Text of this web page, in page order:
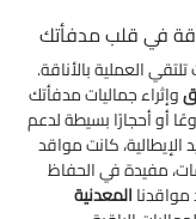
العملية بالأناقة.
أو أحجارًا بسيطة لدعم
الإيطالية، كانت مواقد
مفيدة في الحفاظ
المعدنية